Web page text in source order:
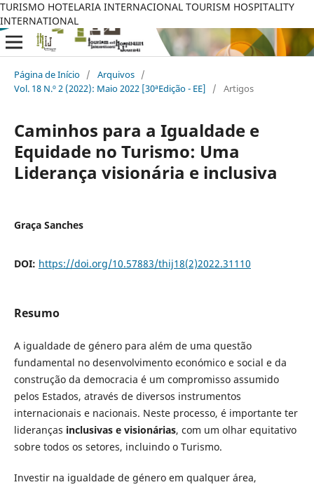
TURISMO HOTELARIA INTERNACIONAL TOURISM HOSPITALITY
INTERNATIONAL
Página de Início / Arquivos /
Vol. 18 N.º 2 (2022): Maio 2022 [30ªEdição - EE]
/ Artigos
Caminhos para a Igualdade e
Equidade no Turismo: Uma
Liderança visionária e inclusiva
Graça Sanches
DOI: https://doi.org/10.57883/thij18(2)2022.31110
Resumo
A igualdade de género para além de uma questão
fundamental no desenvolvimento económico e social e da
construção da democracia é um compromisso assumido
pelos Estados, através de diversos instrumentos
internacionais e nacionais. Neste processo, é importante ter
lideranças inclusivas e visionárias, com um olhar equitativo
sobre todos os setores, incluindo o Turismo.
Investir na igualdade de género em qualquer área,